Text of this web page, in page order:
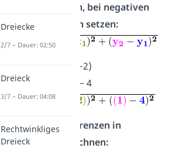
Formel einsetzen, bei negativen
Zahlen Klammern setzen:
in:
= 3 − (−2)
y − = (−1) − 4
Schritt 3 — Differenzen in
Klammern ausrechnen:
Dreiecke
2/7 – Dauer: 02:50
Dreieck
3/7 – Dauer: 04:08
Rechtwinkliges
Dreieck